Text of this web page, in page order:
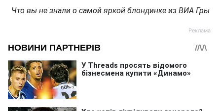
Что вы не знали о самой яркой блондинке из ВИА Гры